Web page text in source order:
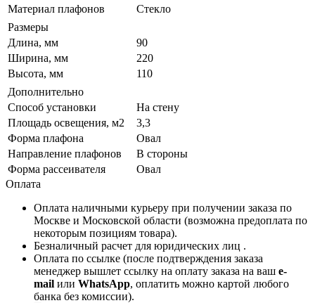
Материал плафонов
Стекло
Размеры
Длина, мм
90
Ширина, мм
220
Высота, мм
110
Дополнительно
Способ установки
На стену
Площадь освещения, м2
3,3
Форма плафона
Овал
Направление плафонов
В стороны
Форма рассеивателя
Овал
Оплата
Оплата наличными курьеру при получении заказа по
Москве и Московской области (возможна предоплата по
некоторым позициям товара).
Безналичный расчет для юридических лиц .
Оплата по ссылке (после подтверждения заказа
менеджер вышлет ссылку на оплату заказа на ваш e-
mail или WhatsApp, оплатить можно картой любого
банка без комиссии).